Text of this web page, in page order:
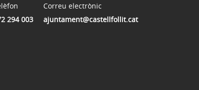
294 003
Correu electrònic
ajuntament@castellfollit.cat